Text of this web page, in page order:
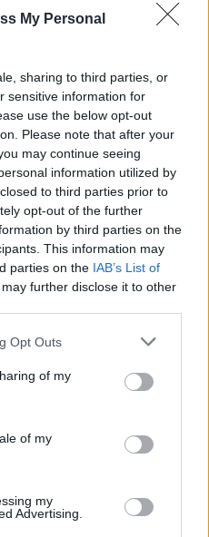
My Personal
sharing to third parties, or
sensitive information for
use the below opt-out
Please note that after your
may continue seeing
information utilized by
to third parties prior to
opt-out of the further
by third parties on the
This information may
parties on the IAB’s List of
further disclose it to other
Opt Outs
of my
of my
my
Advertising.
κοντά